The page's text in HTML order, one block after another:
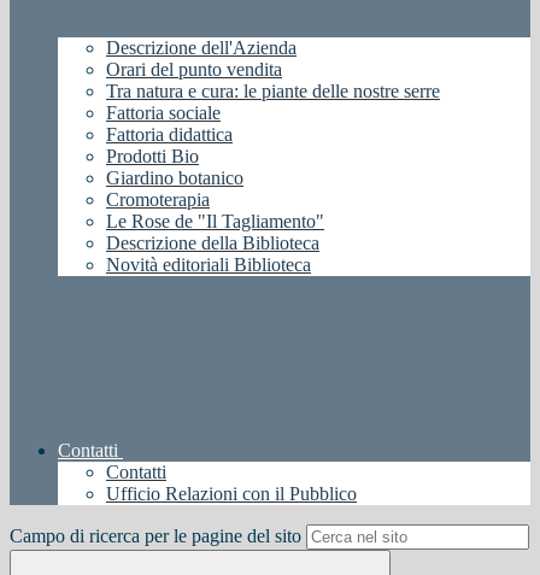
Descrizione dell'Azienda
Orari del punto vendita
Tra natura e cura: le piante delle nostre serre
Fattoria sociale
Fattoria didattica
Prodotti Bio
Giardino botanico
Cromoterapia
Le Rose de "Il Tagliamento"
Descrizione della Biblioteca
Novità editoriali Biblioteca
Contatti
Contatti
Ufficio Relazioni con il Pubblico
Campo di ricerca per le pagine del sito